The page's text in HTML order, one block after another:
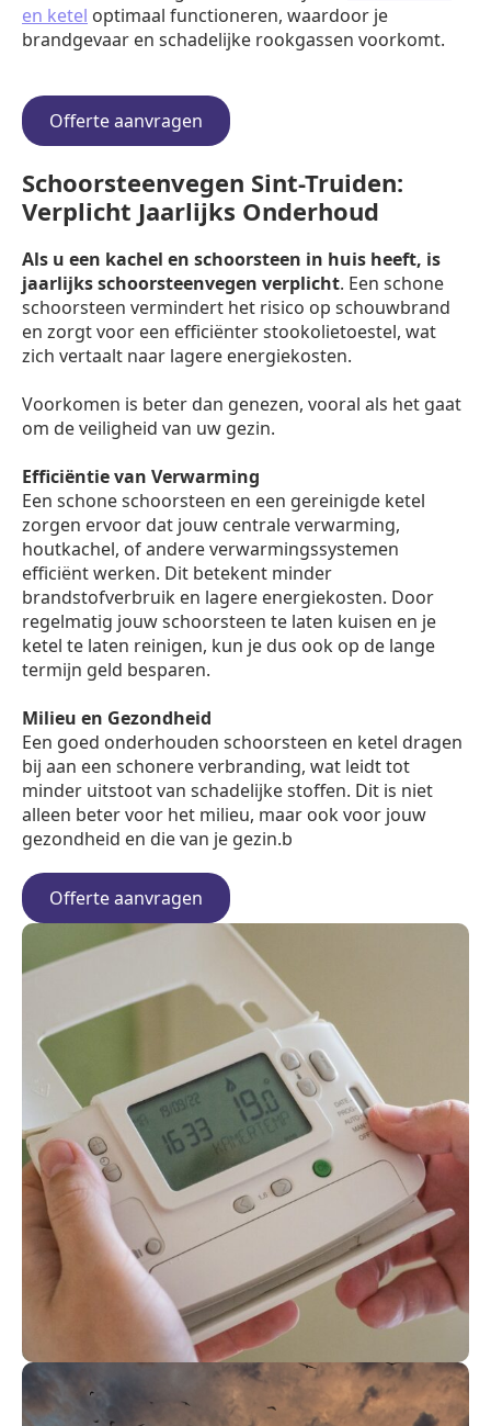
en ketel optimaal functioneren, waardoor je
brandgevaar en schadelijke rookgassen voorkomt.
Offerte aanvragen
Schoorsteenvegen Sint-Truiden:
Verplicht Jaarlijks Onderhoud
Als u een kachel en schoorsteen in huis heeft, is
jaarlijks schoorsteenvegen verplicht. Een schone
schoorsteen vermindert het risico op schouwbrand
en zorgt voor een efficiënter stookolietoestel, wat
zich vertaalt naar lagere energiekosten.
Voorkomen is beter dan genezen, vooral als het gaat
om de veiligheid van uw gezin.
Efficiëntie van Verwarming
Een schone schoorsteen en een gereinigde ketel
zorgen ervoor dat jouw centrale verwarming,
houtkachel, of andere verwarmingssystemen
efficiënt werken. Dit betekent minder
brandstofverbruik en lagere energiekosten. Door
regelmatig jouw schoorsteen te laten kuisen en je
ketel te laten reinigen, kun je dus ook op de lange
termijn geld besparen.
Milieu en Gezondheid
Een goed onderhouden schoorsteen en ketel dragen
bij aan een schonere verbranding, wat leidt tot
minder uitstoot van schadelijke stoffen. Dit is niet
alleen beter voor het milieu, maar ook voor jouw
gezondheid en die van je gezin.b
Offerte aanvragen